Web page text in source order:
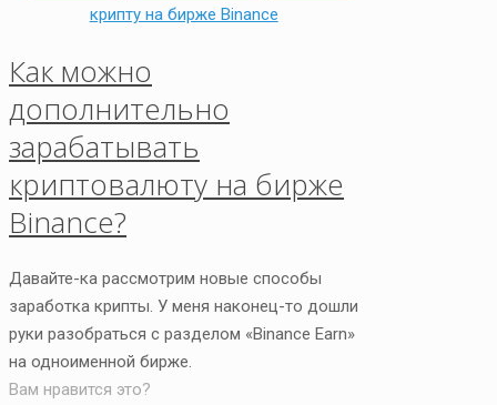
Как можно
дополнительно
зарабатывать
криптовалюту на бирже
Binance?
Давайте-ка рассмотрим новые способы
заработка крипты. У меня наконец-то дошли
руки разобраться с разделом «Binance Earn»
на одноименной бирже.
Вам нравится это?